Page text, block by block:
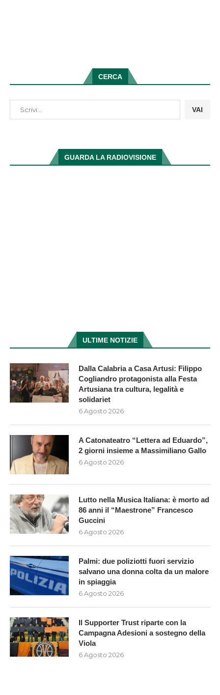
CERCA
VAI
GUARDA LA RADIOVISIONE
ULTIME NOTIZIE
Dalla Calabria a Casa Artusi: Filippo
Cogliandro protagonista alla Festa
Artusiana tra cultura, legalità e
solidariet
6 Agosto 2026
A Catonateatro “Lettera ad Eduardo”,
2 giorni insieme a Massimiliano Gallo
6 Agosto 2026
Lutto nella Musica Italiana: è morto ad
86 anni il “Maestrone” Francesco
Guccini
6 Agosto 2026
Palmi: due poliziotti fuori servizio
salvano una donna colta da un malore
in spiaggia
6 Agosto 2026
Il Supporter Trust riparte con la
Campagna Adesioni a sostegno della
Viola
6 Agosto 2026